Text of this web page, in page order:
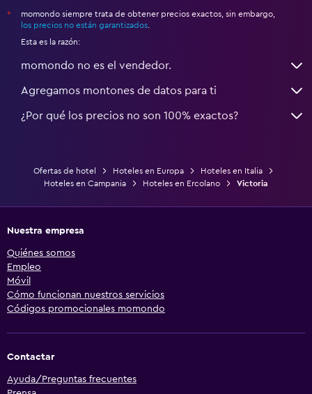
*
momondo siempre trata de obtener precios exactos, sin embargo,
los precios no están garantizados
Esta es la razón:
momondo no es el vendedor.
Agregamos montones de datos para ti
¿Por qué los precios no son 100% exactos?
Ofertas de hotel Hoteles en Europa
Hoteles en Italia
Hoteles en Campania
Hoteles en Ercolano Victoria
Nuestra empresa
Quiénes somos
Empleo
Móvil
Cómo funcionan nuestros servicios
Códigos promocionales momondo
Contactar
Ayuda/Preguntas frecuentes